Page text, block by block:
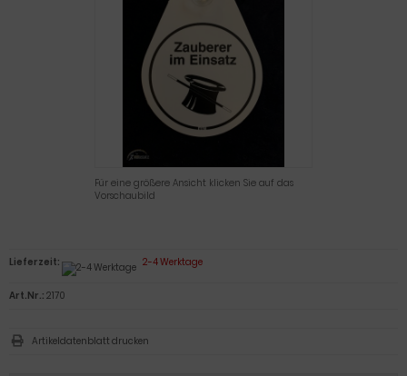
Für eine größere Ansicht klicken Sie auf das
Vorschaubild
Lieferzeit: 2-4 Werktage
Art.Nr.: 2170
Artikeldatenblatt drucken